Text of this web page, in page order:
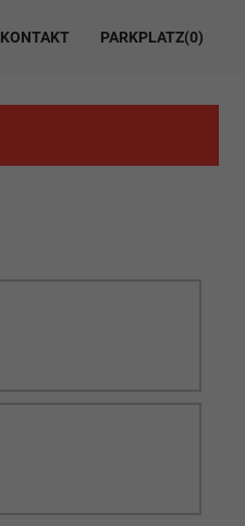
KONTAKT PARKPLATZ(0)